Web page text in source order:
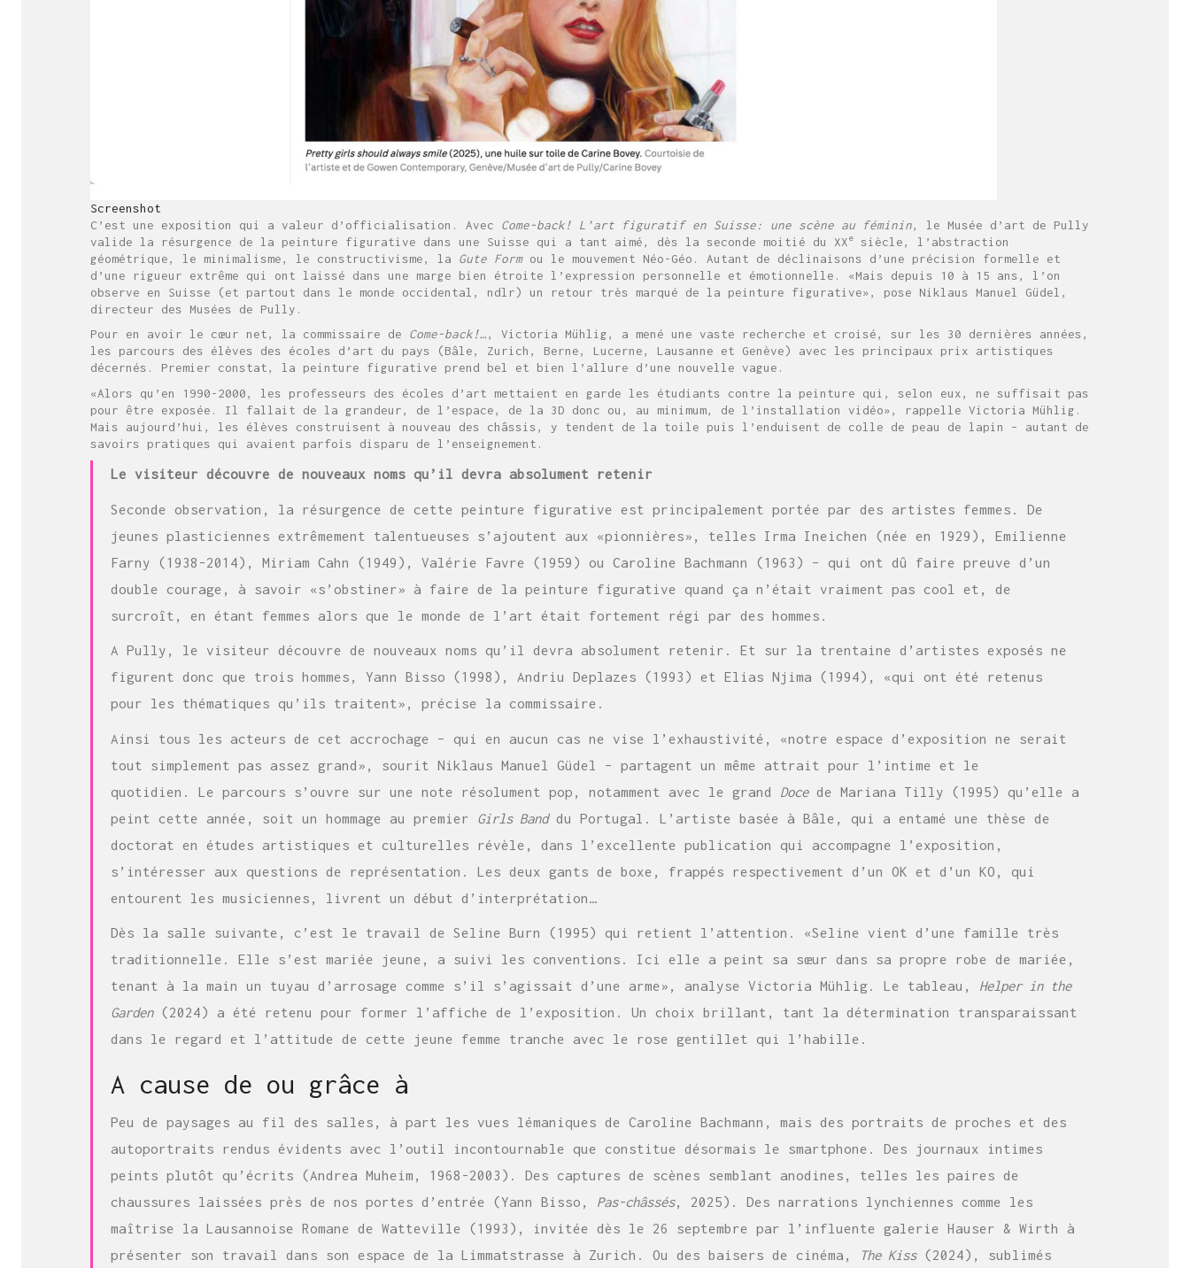
Screenshot
C’est une exposition qui a valeur d’officialisation. Avec Come-back! L’art figuratif en Suisse: une scène au féminin, le Musée d’art de Pully
valide la résurgence de la peinture figurative dans une Suisse qui a tant aimé, dès la seconde moitié du XXe
siècle, l’abstraction
géométrique, le minimalisme, le constructivisme, la Gute Formou le mouvement Néo-Géo. Autant de déclinaisons d’une précision formelle et
d’une rigueur extrême qui ont laissé dans une marge bien étroite l’expression personnelle et émotionnelle. «Mais depuis 10 à 15 ans, l’on
observe en Suisse (et partout dans le monde occidental, ndlr) un retour très marqué de la peinture figurative», pose Niklaus Manuel Güdel,
directeur des Musées de Pully.
Pour en avoir le cœur net, la commissaire de Come-back!…, Victoria Mühlig, a mené une vaste recherche et croisé, sur les 30 dernières années,
les parcours des élèves des écoles d’art du pays (Bâle, Zurich, Berne, Lucerne, Lausanne et Genève) avec les principaux prix artistiques
décernés. Premier constat, la peinture figurative prend bel et bien l’allure d’une nouvelle vague.
«Alors qu’en 1990-2000, les professeurs des écoles d’art mettaient en garde les étudiants contre la peinture qui, selon eux, ne suffisait pas
pour être exposée. Il fallait de la grandeur, de l’espace, de la 3D donc ou, au minimum, de l’installation vidéo», rappelle Victoria Mühlig.
Mais aujourd’hui, les élèves construisent à nouveau des châssis, y tendent de la toile puis l’enduisent de colle de peau de lapin – autant de
savoirs pratiques qui avaient parfois disparu de l’enseignement.
Le visiteur découvre de nouveaux noms qu’il devra absolument retenir
Seconde observation, la résurgence de cette peinture figurative est principalement portée par des artistes femmes. De
jeunes plasticiennes extrêmement talentueuses s’ajoutent aux «pionnières», telles Irma Ineichen (née en 1929), Emilienne
Farny (1938-2014), Miriam Cahn (1949), Valérie Favre (1959) ou Caroline Bachmann (1963) – qui ont dû faire preuve d’un
double courage, à savoir «s’obstiner» à faire de la peinture figurative quand ça n’était vraiment pas cool et, de
surcroît, en étant femmes alors que le monde de l’art était fortement régi par des hommes.
A Pully, le visiteur découvre de nouveaux noms qu’il devra absolument retenir. Et sur la trentaine d’artistes exposés ne
figurent donc que trois hommes, Yann Bisso (1998), Andriu Deplazes (1993) et Elias Njima (1994), «qui ont été retenus
pour les thématiques qu’ils traitent», précise la commissaire.
Ainsi tous les acteurs de cet accrochage – qui en aucun cas ne vise l’exhaustivité, «notre espace d’exposition ne serait
tout simplement pas assez grand», sourit Niklaus Manuel Güdel – partagent un même attrait pour l’intime et le
quotidien. Le parcours s’ouvre sur une note résolument pop, notamment avec le grand Docede Mariana Tilly (1995) qu’elle a
peint cette année, soit un hommage au premier Girls Banddu Portugal. L’artiste basée à Bâle, qui a entamé une thèse de
doctorat en études artistiques et culturelles révèle, dans l’excellente publication qui accompagne l’exposition,
s’intéresser aux questions de représentation. Les deux gants de boxe, frappés respectivement d’un OK et d’un KO, qui
entourent les musiciennes, livrent un début d’interprétation…
Dès la salle suivante, c’est le travail de Seline Burn (1995) qui retient l’attention. «Seline vient d’une famille très
traditionnelle. Elle s’est mariée jeune, a suivi les conventions. Ici elle a peint sa sœur dans sa propre robe de mariée,
tenant à la main un tuyau d’arrosage comme s’il s’agissait d’une arme», analyse Victoria Mühlig. Le tableau, Helper in the
Garden(2024) a été retenu pour former l’affiche de l’exposition. Un choix brillant, tant la détermination transparaissant
dans le regard et l’attitude de cette jeune femme tranche avec le rose gentillet qui l’habille.
A cause de ou grâce à
Peu de paysages au fil des salles, à part les vues lémaniques de Caroline Bachmann, mais des portraits de proches et des
autoportraits rendus évidents avec l’outil incontournable que constitue désormais le smartphone. Des journaux intimes
peints plutôt qu’écrits (Andrea Muheim, 1968-2003). Des captures de scènes semblant anodines, telles les paires de
chaussures laissées près de nos portes d’entrée (Yann Bisso, Pas-châssés, 2025). Des narrations lynchiennes comme les
maîtrise la Lausannoise Romane de Watteville (1993), invitée dès le 26 septembre par l’influente galerie Hauser & Wirth à
présenter son travail dans son espace de la Limmatstrasse à Zurich. Ou des baisers de cinéma,
The Kiss(2024), sublimés